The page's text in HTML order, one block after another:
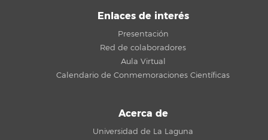
Enlaces de interés
Presentación
Red de colaboradores
Aula Virtual
Calendario de Conmemoraciones Científicas
Acerca de
Universidad de La Laguna